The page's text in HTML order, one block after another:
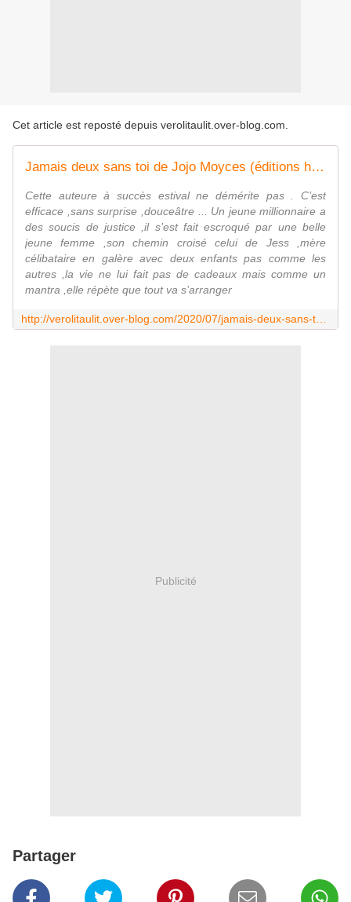
Cet article est reposté depuis verolitaulit.over-blog.com
Jamais deux sans toi de Jojo Moyces (éditions hauteville)
Cette auteure à succès estival ne démérite pas . C’est
efficace ,sans surprise ,douceâtre ... Un jeune millionnaire a
des soucis de justice ,il s’est fait escroqué par une belle
jeune femme ,son chemin croisé celui de Jess ,mère
célibataire en galère avec deux enfants pas comme les
autres ,la vie ne lui fait pas de cadeaux mais comme un
mantra ,elle répète que tout va s’arranger
Publicité
Partager